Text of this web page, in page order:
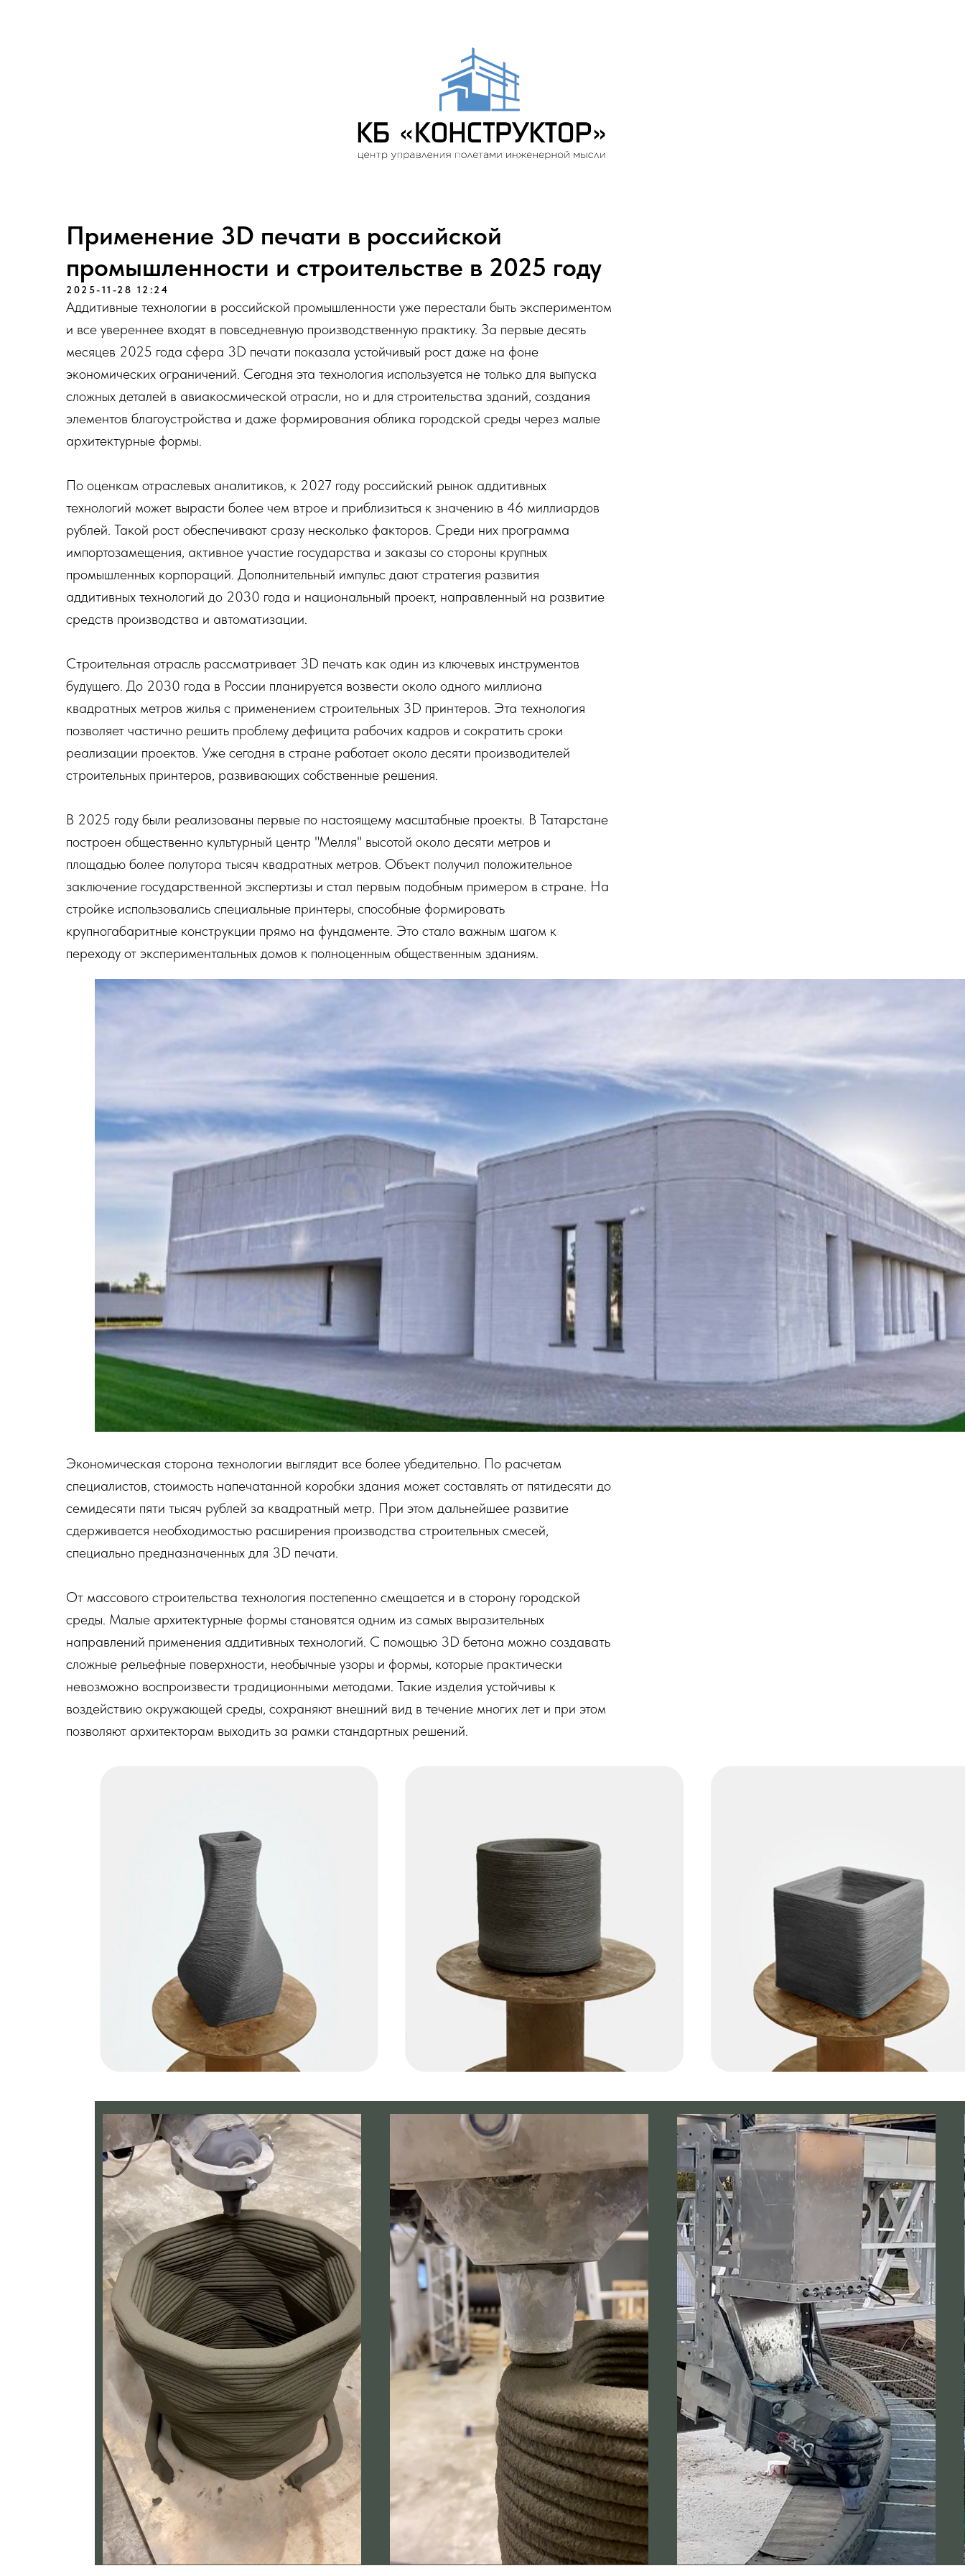
Применение 3D печати в российской
промышленности и строительстве в 2025 году
2025-11-28 12:24
Аддитивные технологии в российской промышленности уже перестали быть экспериментом
и все увереннее входят в повседневную производственную практику. За первые десять
месяцев 2025 года сфера 3D печати показала устойчивый рост даже на фоне
экономических ограничений. Сегодня эта технология используется не только для выпуска
сложных деталей в авиакосмической отрасли, но и для строительства зданий, создания
элементов благоустройства и даже формирования облика городской среды через малые
архитектурные формы.
По оценкам отраслевых аналитиков, к 2027 году российский рынок аддитивных
технологий может вырасти более чем втрое и приблизиться к значению в 46 миллиардов
рублей. Такой рост обеспечивают сразу несколько факторов. Среди них программа
импортозамещения, активное участие государства и заказы со стороны крупных
промышленных корпораций. Дополнительный импульс дают стратегия развития
аддитивных технологий до 2030 года и национальный проект, направленный на развитие
средств производства и автоматизации.
Строительная отрасль рассматривает 3D печать как один из ключевых инструментов
будущего. До 2030 года в России планируется возвести около одного миллиона
квадратных метров жилья с применением строительных 3D принтеров. Эта технология
позволяет частично решить проблему дефицита рабочих кадров и сократить сроки
реализации проектов. Уже сегодня в стране работает около десяти производителей
строительных принтеров, развивающих собственные решения.
В 2025 году были реализованы первые по настоящему масштабные проекты. В Татарстане
построен общественно культурный центр "Мелля" высотой около десяти метров и
площадью более полутора тысяч квадратных метров. Объект получил положительное
заключение государственной экспертизы и стал первым подобным примером в стране. На
стройке использовались специальные принтеры, способные формировать
крупногабаритные конструкции прямо на фундаменте. Это стало важным шагом к
переходу от экспериментальных домов к полноценным общественным зданиям.
Экономическая сторона технологии выглядит все более убедительно. По расчетам
специалистов, стоимость напечатанной коробки здания может составлять от пятидесяти до
семидесяти пяти тысяч рублей за квадратный метр. При этом дальнейшее развитие
сдерживается необходимостью расширения производства строительных смесей,
специально предназначенных для 3D печати.
От массового строительства технология постепенно смещается и в сторону городской
среды. Малые архитектурные формы становятся одним из самых выразительных
направлений применения аддитивных технологий. С помощью 3D бетона можно создавать
сложные рельефные поверхности, необычные узоры и формы, которые практически
невозможно воспроизвести традиционными методами. Такие изделия устойчивы к
воздействию окружающей среды, сохраняют внешний вид в течение многих лет и при этом
позволяют архитекторам выходить за рамки стандартных решений.